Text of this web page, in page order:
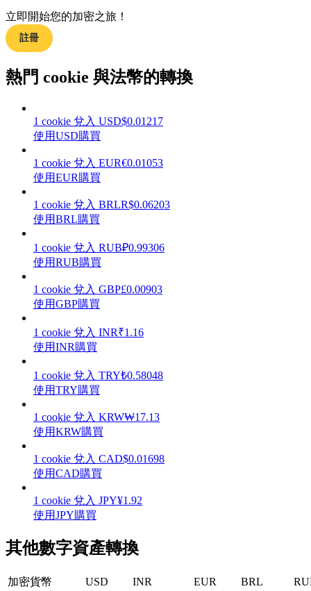
交易策略
學習如何保持盈利
理財
增值寶
使您的資產穩定增值
機槍池
一鍵質押鎖定高收益
立即開始您的加密之旅！
註冊
熱門 cookie 與法幣的轉換
1 cookie 兌入 USD$0.01217
使用USD購買
1 cookie 兌入 EUR€0.01053
使用EUR購買
1 cookie 兌入 BRLR$0.06203
使用BRL購買
1 cookie 兌入 RUB₽0.99306
使用RUB購買
1 cookie 兌入 GBP£0.00903
使用GBP購買
1 cookie 兌入 INR₹1.16
使用INR購買
1 cookie 兌入 TRY₺0.58048
使用TRY購買
1 cookie 兌入 KRW₩17.13
使用KRW購買
1 cookie 兌入 CAD$0.01698
使用CAD購買
1 cookie 兌入 JPY¥1.92
使用JPY購買
其他數字資產轉換
加密貨幣 USD INR EUR BRL